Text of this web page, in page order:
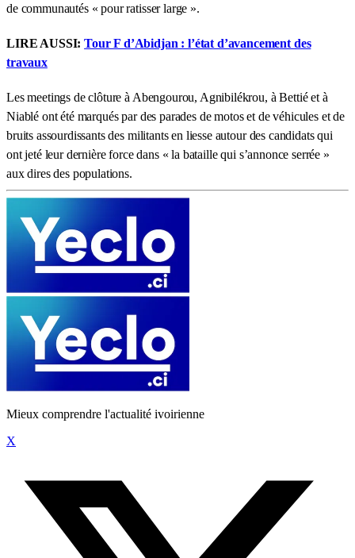
de communautés « pour ratisser large ».
LIRE AUSSI:Tour F d’Abidjan : l’état d’avancement des
travaux
Les meetings de clôture à Abengourou, Agnibilékrou, à Bettié et à
Niablé ont été marqués par des parades de motos et de véhicules et de
bruits assourdissants des militants en liesse autour des candidats qui
ont jeté leur dernière force dans « la bataille qui s’annonce serrée »
aux dires des populations.
Mieux comprendre l'actualité ivoirienne
X